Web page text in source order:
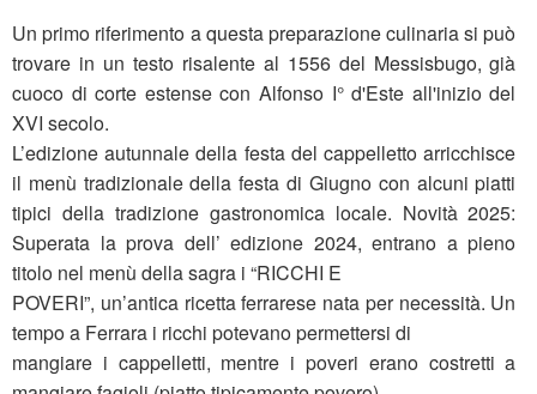
Un primo riferimento a questa preparazione culinaria si può
trovare in un testo risalente al 1556 del Messisbugo, già
cuoco di corte estense con Alfonso I° d'Este all'inizio del
XVI secolo.
L’edizione autunnale della festa del cappelletto arricchisce
il menù tradizionale della festa di Giugno con alcuni piatti
tipici della tradizione gastronomica locale. Novità 2025:
Superata la prova dell’ edizione 2024, entrano a pieno
titolo nel menù della sagra i “RICCHI E
POVERI”, un’antica ricetta ferrarese nata per necessità. Un
tempo a Ferrara i ricchi potevano permettersi di
mangiare i cappelletti, mentre i poveri erano costretti a